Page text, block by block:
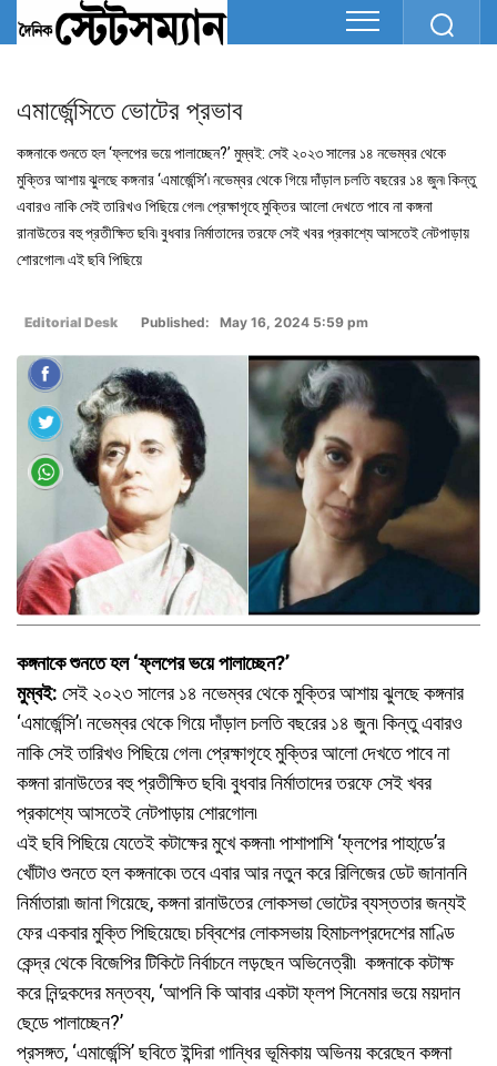
এমার্জেন্সিতে ভোটের প্রভাব
কঙ্গনাকে শুনতে হল ‘ফ্লপের ভয়ে পালাচ্ছেন?’ মুম্বই: সেই ২০২৩ সালের ১৪ নভেম্বর থেকে
মুক্তির আশায় ঝুলছে কঙ্গনার ‘এমার্জেন্সি’৷ নভেম্বর থেকে গিয়ে দাঁড়াল চলতি বছরের ১৪ জুন৷ কিন্তু
এবারও নাকি সেই তারিখও পিছিয়ে গেল৷ প্রেক্ষাগৃহে মুক্তির আলো দেখতে পাবে না কঙ্গনা
রানাউতের বহু প্রতীক্ষিত ছবি৷ বুধবার নির্মাতাদের তরফে সেই খবর প্রকাশ্যে আসতেই নেটপাড়ায়
শোরগোল৷ এই ছবি পিছিয়ে
Editorial Desk Published: May 16, 2024 5:59 pm
কঙ্গনাকে শুনতে হল ‘ফ্লপের ভয়ে পালাচ্ছেন?’
মুম্বই: সেই ২০২৩ সালের ১৪ নভেম্বর থেকে মুক্তির আশায় ঝুলছে কঙ্গনার
‘এমার্জেন্সি’৷ নভেম্বর থেকে গিয়ে দাঁড়াল চলতি বছরের ১৪ জুন৷ কিন্তু এবারও
নাকি সেই তারিখও পিছিয়ে গেল৷ প্রেক্ষাগৃহে মুক্তির আলো দেখতে পাবে না
কঙ্গনা রানাউতের বহু প্রতীক্ষিত ছবি৷ বুধবার নির্মাতাদের তরফে সেই খবর
প্রকাশ্যে আসতেই নেটপাড়ায় শোরগোল৷
এই ছবি পিছিয়ে যেতেই কটাক্ষের মুখে কঙ্গনা৷ পাশাপাশি ‘ফ্লপের পাহাডে়’র
খোঁটাও শুনতে হল কঙ্গনাকে৷ তবে এবার আর নতুন করে রিলিজের ডেট জানাননি
নির্মাতারা৷ জানা গিয়েছে, কঙ্গনা রানাউতের লোকসভা ভোটের ব্যস্ততার জন্যই
ফের একবার মুক্তি পিছিয়েছে৷ চব্বিশের লোকসভায় হিমাচলপ্রদেশের মাণ্ডি
কেন্দ্র থেকে বিজেপির টিকিটে নির্বাচনে লড়ছেন অভিনেত্রী৷ কঙ্গনাকে কটাক্ষ
করে নিন্দুকদের মন্তব্য, ‘আপনি কি আবার একটা ফ্লপ সিনেমার ভয়ে ময়দান
ছেডে় পালাচ্ছেন?’
প্রসঙ্গত, ‘এমার্জেন্সি’ ছবিতে ইন্দিরা গান্ধির ভূমিকায় অভিনয় করেছেন কঙ্গনা